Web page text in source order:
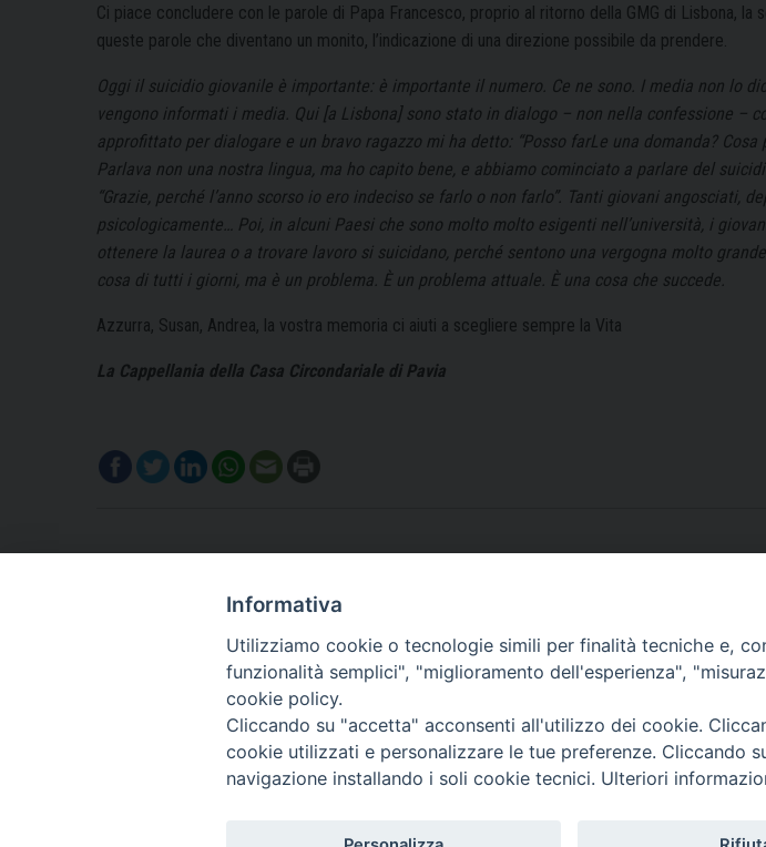
Ci piace concludere con le parole di Papa Francesco, proprio al ritorno della GMG di Lisbona, la
queste parole che diventano un monito, l’indicazione di una direzione possibile da prendere.
Oggi il suicidio giovanile è importante: è importante il numero. Ce ne sono. I media non lo
vengono informati i media. Qui [a Lisbona] sono stato in dialogo – non nella confessione –
approfittato per dialogare e un bravo ragazzo mi ha detto: “Posso farLe una domanda? Cosa
Parlava non una nostra lingua, ma ho capito bene, e abbiamo cominciato a parlare del
“Grazie, perché l’anno scorso io ero indeciso se farlo o non farlo”. Tanti giovani angosciati,
psicologicamente… Poi, in alcuni Paesi che sono molto molto esigenti nell’università, i
ottenere la laurea o a trovare lavoro si suicidano, perché sentono una vergogna molto
cosa di tutti i giorni, ma è un problema. È un problema attuale. È una cosa che succede.
Azzurra, Susan, Andrea, la vostra memoria ci aiuti a scegliere sempre la Vita
La Cappellania della Casa Circondariale di Pavia
Informativa
Utilizziamo cookie o tecnologie simili per finalità tecniche e,
funzionalità semplici", "miglioramento dell'esperienza",
cookie policy.
Cliccando su "accetta" acconsenti all'utilizzo dei cookie.
cookie utilizzati e personalizzare le tue preferenze. Cliccando
navigazione installando i soli cookie tecnici. Ulteriori